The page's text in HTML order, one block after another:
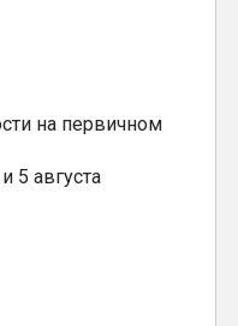
на первичном
5 августа